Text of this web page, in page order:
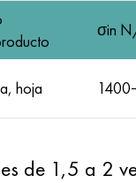
σin
hoja
de 1,5 a 2